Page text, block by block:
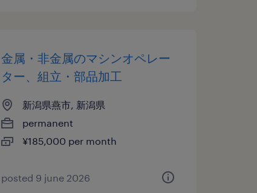
金属・非金属のマシンオペレー
ター、組立・部品加工
新潟県燕市, 新潟県
permanent
¥185,000 per month
posted 9 june 2026